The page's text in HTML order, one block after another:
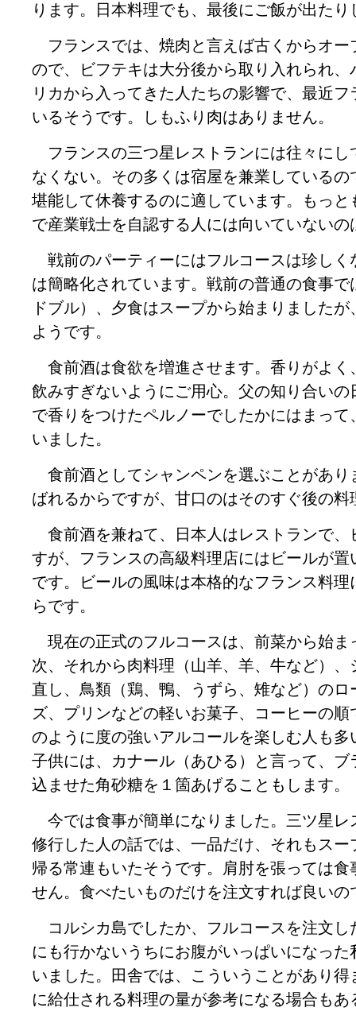
ります。日本料理でも、最後にご飯が出たり
フランスでは、焼肉と言えば古くからオー
ので、ビフテキは大分後から取り入れられ
リカから入ってきた人たちの影響で、最近
いるそうです。しもふり肉はありません。
フランスの三つ星レストランには往々にし
なくない。その多くは宿屋を兼業している
堪能して休養するのに適しています。もっ
で産業戦士を自認する人には向いていないの
戦前のパーティーにはフルコースは珍しく
は簡略化されています。戦前の普通の食事
ドブル）、夕食はスープから始まりました
ようです。
食前酒は食欲を増進させます。香りがよく
飲みすぎないようにご用心。父の知り合い
で香りをつけたペルノーでしたかにはまっ
いました。
食前酒としてシャンペンを選ぶことがあり
ばれるからですが、甘口のはそのすぐ後の
食前酒を兼ねて、日本人はレストランで、
すが、フランスの高級料理店にはビールが
です。ビールの風味は本格的なフランス料
らです。
現在の正式のフルコースは、前菜から始ま
次、それから肉料理（山羊、羊、牛など）
直し、鳥類（鶏、鴨、うずら、雉など）の
ズ、プリンなどの軽いお菓子、コーヒーの
のように度の強いアルコールを楽しむ人も
子供には、カナール（あひる）と言って、
込ませた角砂糖を１箇あげることもします。
今では食事が簡単になりました。三ツ星レ
修行した人の話では、一品だけ、それもス
帰る常連もいたそうです。肩肘を張っては
せん。食べたいものだけを注文すれば良いの
コルシカ島でしたか、フルコースを注文し
にも行かないうちにお腹がいっぱいになっ
いました。田舎では、こういうことがあり
に給仕される料理の量が参考になる場合もあ